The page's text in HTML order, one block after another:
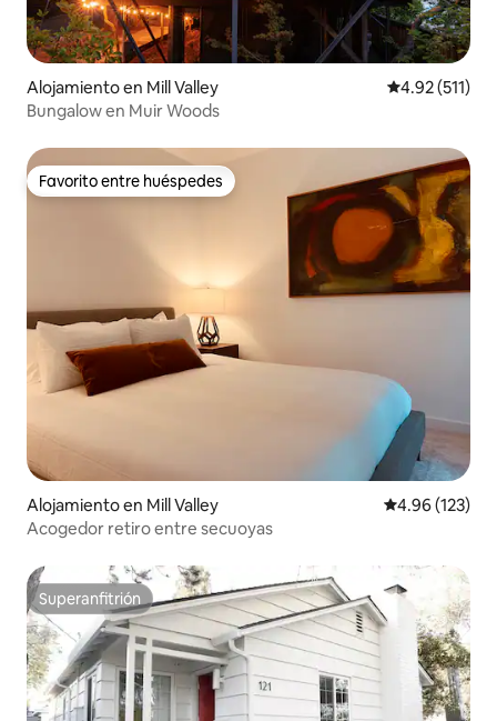
Alojamiento en Mill Valley Calificación
4.92 (511)
Bungalow en Muir Woods
Favorito entre huéspedes
Favorito entre huéspedes
Alojamiento en Mill Valley Calificación
4.96 (123)
Acogedor retiro entre secuoyas
Superanfitrión
Superanfitrión